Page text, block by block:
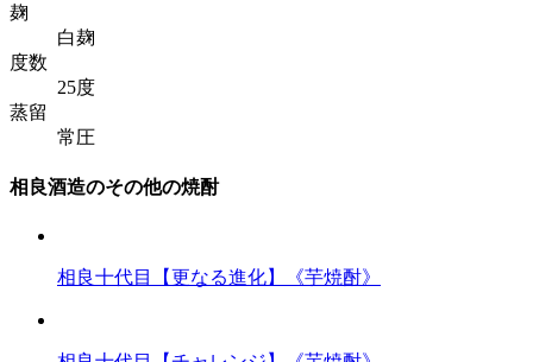
麹
白麹
度数
25度
蒸留
常圧
相良酒造のその他の焼酎
相良十代目【更なる進化】《芋焼酎》